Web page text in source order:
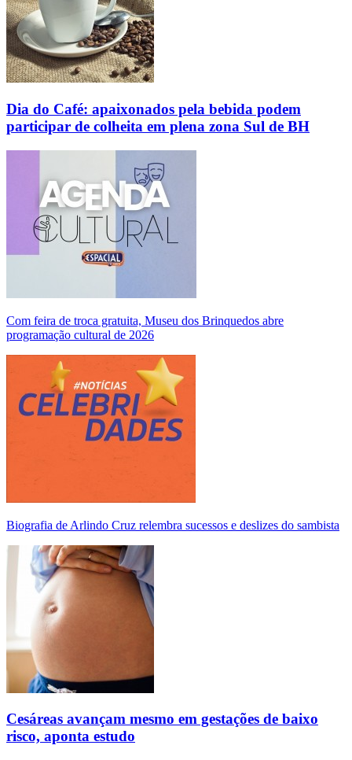
Dia do Café: apaixonados pela bebida podem
participar de colheita em plena zona Sul de BH
Com feira de troca gratuita, Museu dos Brinquedos abre
programação cultural de 2026
Biografia de Arlindo Cruz relembra sucessos e deslizes do sambista
Cesáreas avançam mesmo em gestações de baixo
risco, aponta estudo